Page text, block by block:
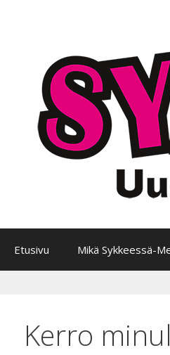
Etusivu Mikä Sykkeessä-
Kerro